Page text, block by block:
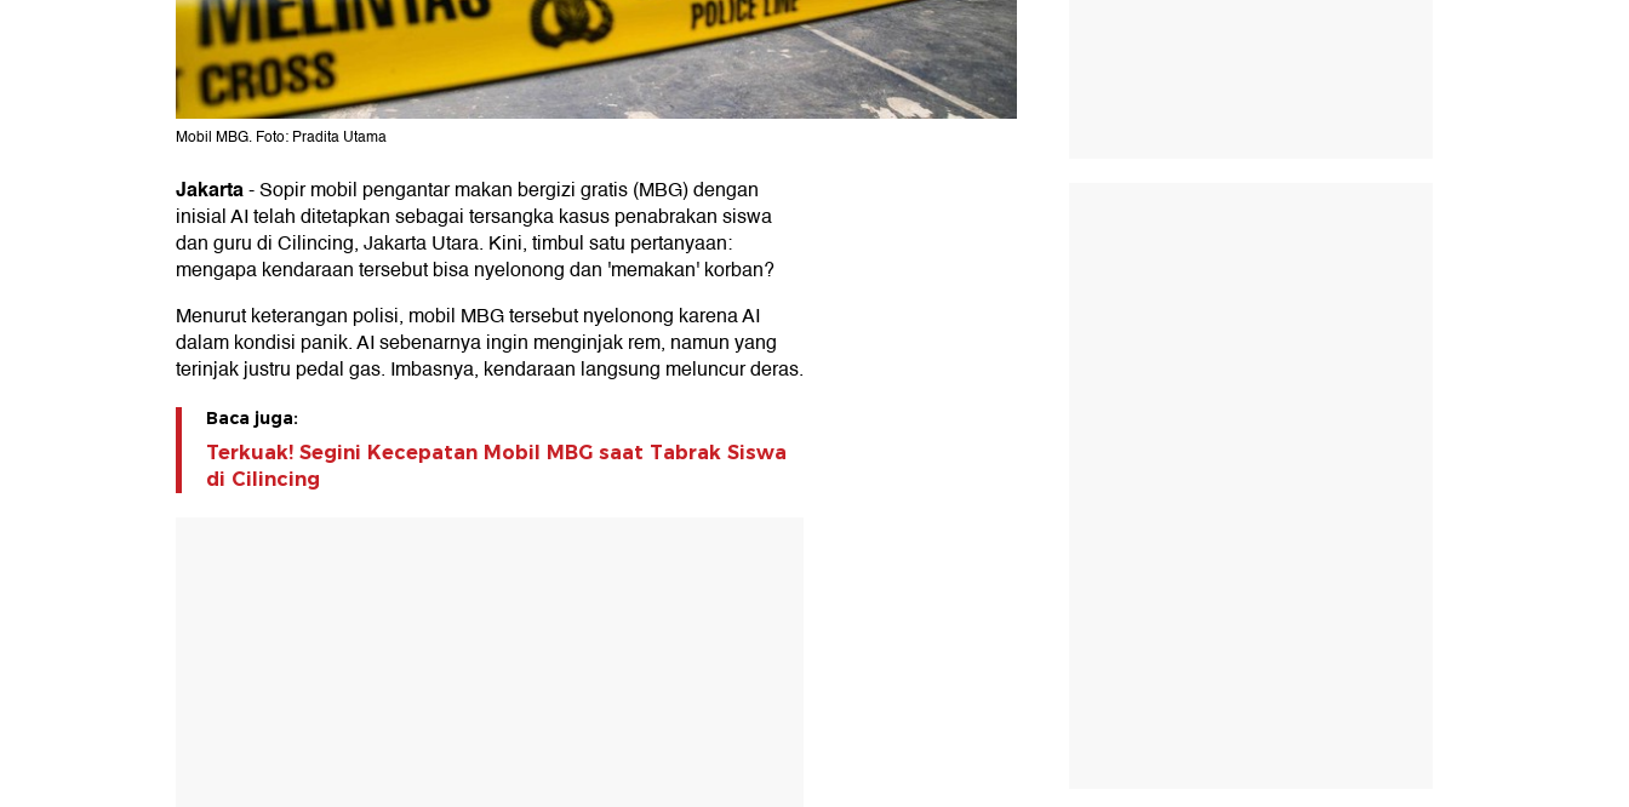
Mobil MBG. Foto: Pradita Utama
Jakarta-Sopir mobil pengantar makan bergizi gratis (MBG) dengan
inisial AI telah ditetapkan sebagai tersangka kasus penabrakan siswa
dan guru di Cilincing, Jakarta Utara. Kini, timbul satu pertanyaan:
mengapa kendaraan tersebut bisa nyelonong dan 'memakan' korban?
Menurut keterangan polisi, mobil MBG tersebut nyelonong karena AI
dalam kondisi panik. AI sebenarnya ingin menginjak rem, namun yang
terinjak justru pedal gas. Imbasnya, kendaraan langsung meluncur deras.
Baca juga:
Terkuak! Segini Kecepatan Mobil MBG saat Tabrak Siswa
di Cilincing